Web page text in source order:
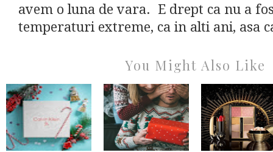
avem o luna de vara. E drept ca nu a
temperaturi extreme, ca in alti ani, asa
You Might Also Like